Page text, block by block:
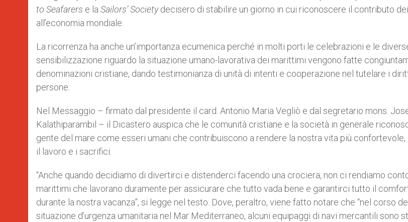
to Seafarers e la Sailors’ Societydecisero di stabilire un giorno in cui riconoscere il contributo
all’economia mondiale.
La ricorrenza ha anche un’importanza ecumenica perché in molti porti le celebrazioni e le
sensibilizzazione riguardo la situazione umano-lavorativa dei marittimi vengono fatte
denominazioni cristiane, dando testimonianza di unità di intenti e cooperazione nel tutelare i
persone.
Nel Messaggio – firmato dal presidente il card. Antonio Maria Vegliò e dal segretario mons.
Kalathiparambil – il Dicastero auspica che le comunità cristiane e la società in generale
gente del mare come esseri umani che contribuiscono a rendere la nostra vita più confortevole,
il lavoro e i sacrifici.
“Anche quando decidiamo di divertirci e distenderci facendo una crociera, non ci rendiamo
marittimi che lavorano duramente per assicurare che tutto vada bene e garantirci tutto il
durante la nostra vacanza”, si legge nel testo. Dove, peraltro, viene fatto notare che “nel corso
situazione d’urgenza umanitaria nel Mar Mediterraneo, alcuni equipaggi di navi mercantili sono